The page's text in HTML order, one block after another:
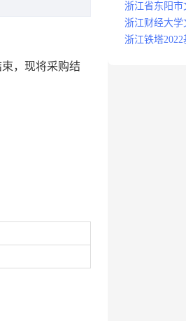
，现将采购结
浙江省东阳
浙江财经大
浙江铁塔